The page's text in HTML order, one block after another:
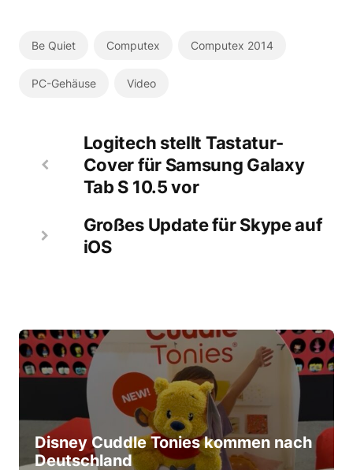
Be Quiet Computex Computex 2014
PC-Gehäuse Video
Logitech stellt Tastatur-
Cover für Samsung Galaxy
Tab S 10.5 vor
Großes Update für Skype auf
iOS
Disney Cuddle Tonies kommen nach
Deutschland